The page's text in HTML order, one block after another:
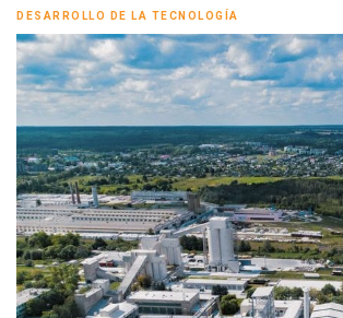
DESARROLLO DE LA TECNOLOGÍA